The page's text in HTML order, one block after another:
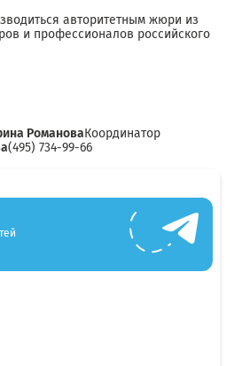
авторитетным жюри из
и профессионалов российского
РомановаКоординатор
(495) 734-99-66